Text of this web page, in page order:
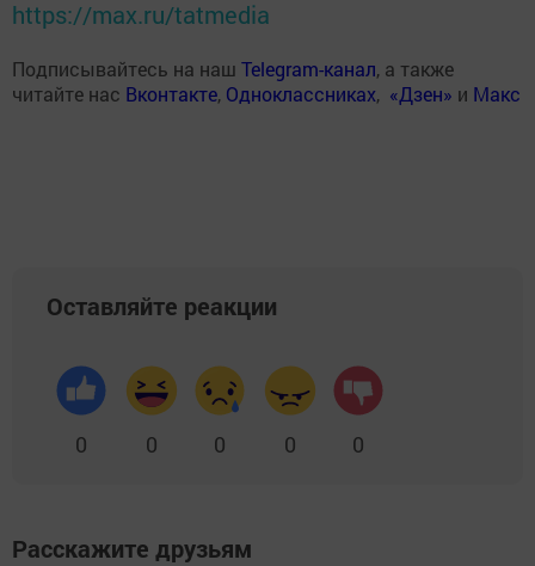
https://max.ru/tatmedia
Подписывайтесь на наш Telegram-канал, а также
читайте нас Вконтакте, Одноклассниках, «Дзен» и Макс
Оставляйте реакции
0 0 0 0 0
Расскажите друзьям